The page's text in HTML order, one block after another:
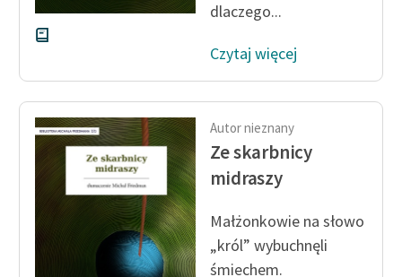
dlaczego...
Czytaj więcej
Autor nieznany
Ze skarbnicy
midraszy
Małżonkowie na słowo
„król” wybuchnęli
śmiechem.